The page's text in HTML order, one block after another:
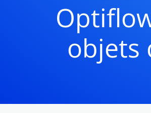
objets